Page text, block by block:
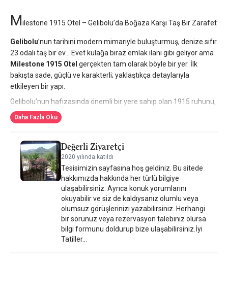
Milestone 1915 Otel – Gelibolu’da Boğaza Karşı Taş Bir Zarafet
Gelibolu’nun tarihini modern mimariyle buluşturmuş, denize sıfır
23 odalı taş bir ev… Evet kulağa biraz emlak ilanı gibi geliyor ama
Milestone 1915 Otel gerçekten tam olarak böyle bir yer. İlk
bakışta sade, güçlü ve karakterli; yaklaştıkça detaylarıyla
etkileyen bir yapı.
Gelibolu’nun hafızasında önemli bir yere sahip olan 1915 ruhunu,
çağdaş bir çizgiyle birleştirmişler. Restorasyon ve inşa süreci tam
20 ay sürmüş; Alman mühendisliğinin o bilinen hassasiyeti her
konforun dengesi iyi kurulmuş. Küçük Oteller Sitesi Editörü olarak
özellikle bu teknik titizliği not düşmek isterim; çünkü bazı yapılar
sadece güzel görünür, bazıları ise iyi düşünülmüştür. Milestone
1915 ikinci grupta.
Otel 23 odadan oluşuyor. Odalar zevkle döşenmiş; yalın ama
sıcak bir stil hâkim. Çoğu oda Çanakkale Boğazı’na bakıyor —
deniz demek haksızlık olur, burada manzara gerçekten boğaz.
Sabah perdeyi araladığınızda suyun o dingin akışıyla güne
başlamak, Gelibolu otelleri arasında ayrıcalıklı bir his yaratıyor.
Daha Fazla Oku
Değerli Ziyaretçi
2020 yılında katıldı
Tesisimizin sayfasına hoş geldiniz. Bu sitede
hakkımızda hakkında her türlü bilgiye
ulaşabilirsiniz. Ayrıca konuk yorumlarını
okuyabilir ve siz de kaldıysanız olumlu veya
olumsuz görüşlerinizi yazabilirsiniz. Herhangi
bir sorunuz veya rezervasyon talebiniz olursa
bilgi formunu doldurup bize ulaşabilirsiniz.İyi
Tatiller...